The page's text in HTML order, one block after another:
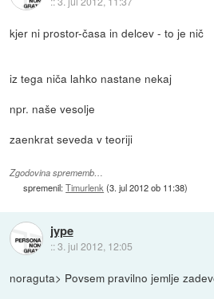
kjer ni prostor-časa in delcev - to je nič
iz tega niča lahko nastane nekaj
npr. naše vesolje
zaenkrat seveda v teoriji
Zgodovina sprememb…
spremenil:Timurlenk (3. jul 2012 ob 11:38)
jype
::3. jul 2012, 12:05
noraguta> Povsem pravilno jemlje